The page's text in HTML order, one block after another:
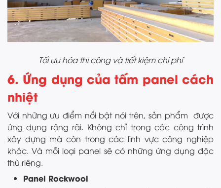
Tối ưu hóa thi công và tiết kiệm chi phí
6. Ứng dụng của tấm panel cách
nhiệt
Với những ưu điểm nổi bật nói trên, sản phẩm được
ứng dụng rộng rãi. Không chỉ trong các công trình
xây dựng mà còn trong các lĩnh vực công nghiệp
khác. Và mỗi loại panel sẽ có những ứng dụng đặc
thù riêng.
Panel Rockwool